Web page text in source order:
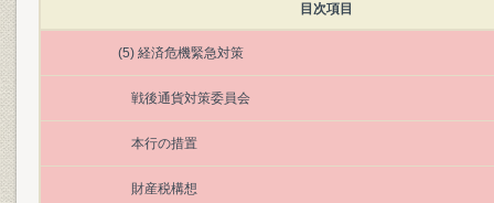
目次項目
(5) 経済危機緊急対策
戦後通貨対策委員会
本行の措置
財産税構想